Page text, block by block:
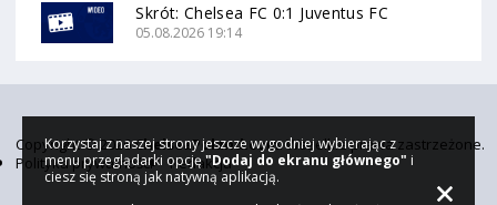
Skrót: Chelsea FC 0:1 Juventus FC
05.08.2026 19:14
Copyright © 2026ChelseaPoland.com. Wszelkie prawa zastrzeżone.
Polityka prywatności
Redakcja
Korzystaj z naszej strony jeszcze wygodniej wybierając z
menu przeglądarki opcję"Dodaj do ekranu głównego" i
ciesz się stroną jak natywną aplikacją.